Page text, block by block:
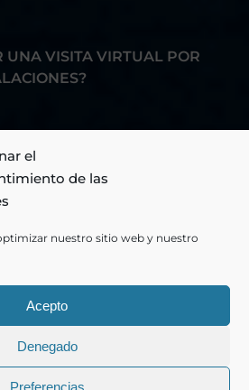
el
de las
nuestro sitio web y nuestro
Acepto
Denegado
Preferencias
UNA VISITA VIRTUAL POR
S.A. - Todos los derechos
reservados